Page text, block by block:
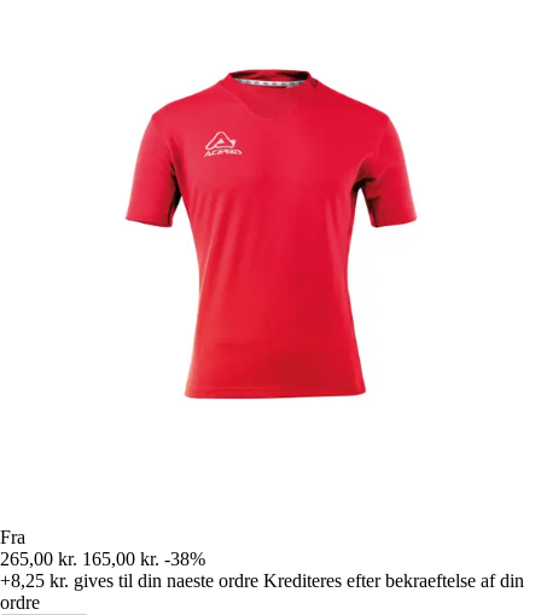
Fra
265,00 kr. 165,00 kr. -38%
+8,25 kr. gives til din naeste ordre Krediteres efter bekraeftelse af din
ordre